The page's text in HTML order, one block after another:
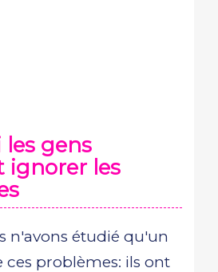
les gens
ignorer les
n'avons étudié qu'un
ces problèmes: ils ont